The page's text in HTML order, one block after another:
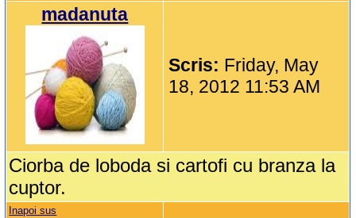
madanuta
Scris: Friday, May
18, 2012 11:53 AM
Ciorba de loboda si cartofi cu branza la
cuptor.
Inapoi sus